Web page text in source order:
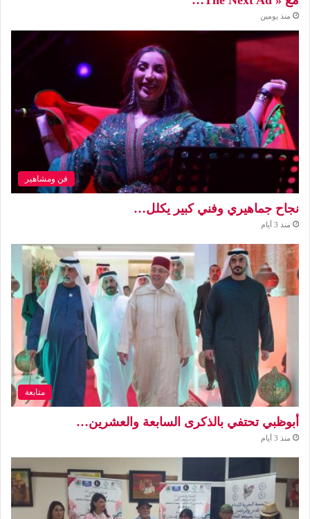
منذ يومين
فن ومشاهير
نجاح جماهيري وفني كبير يكلل…
منذ 3 أيام
متابعة
أبوظبي تحتفي بالذكرى السابعة والعشرين…
منذ 3 أيام